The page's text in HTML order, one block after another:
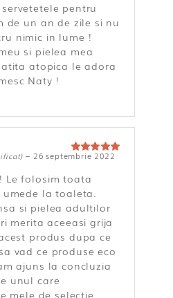
pentru
de un an de zile si nu
nimic in lume !
si pielea mea
atopica le adora
Naty !
Evaluat la5
– 26 septembrie 2022
Le folosim toata
la toaleta.
si pielea adultilor
merita aceeasi grija
produs dupa ce
vad ce produse eco
ajuns la concluzia
unul care
mele de selectie.